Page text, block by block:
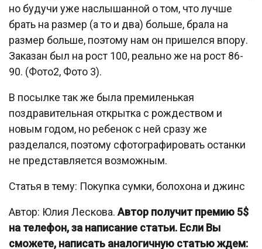
но будучи уже наслышанной о том, что лучше
брать на размер (а то и два) больше, брала на
размер больше, поэтому нам он пришелся впору.
Заказан был на рост 100, реально же на рост 86-
90. (Фото2, Фото 3).
В посылке так же была премиленькая
поздравительная открытка с рождеством и
новым годом, но ребенок с ней сразу же
разделался, поэтому сфотографировать останки
не представляется возможным.
Статья в тему: Покупка сумки, болохона и джинс
Автор: Юлия Лескова.Автор получит премию 5$
на телефон, за написание статьи. Если Вы
сможете, написать аналогичную статью ждем: